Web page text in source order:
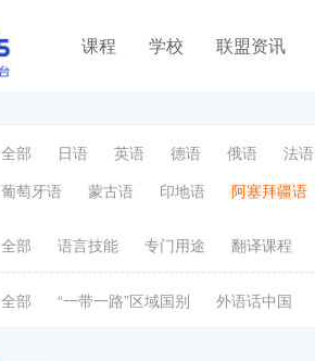
课程 学校 联盟资讯
全部 日语 英语 德语 俄语 法语
葡萄牙语
蒙古语 印地语 阿塞拜疆语
全部 语言技能 专门用途 翻译课程
全部 “一带一路”区域国别 外语话中国